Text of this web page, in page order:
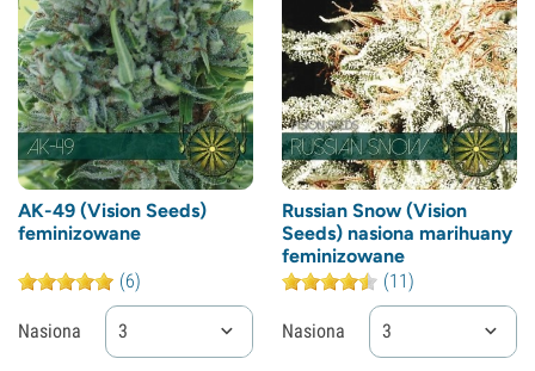
AK-49 (Vision Seeds)
feminizowane
(6)
Nasiona 3
Russian Snow (Vision
Seeds) nasiona marihuany
feminizowane
(11)
Nasiona 3